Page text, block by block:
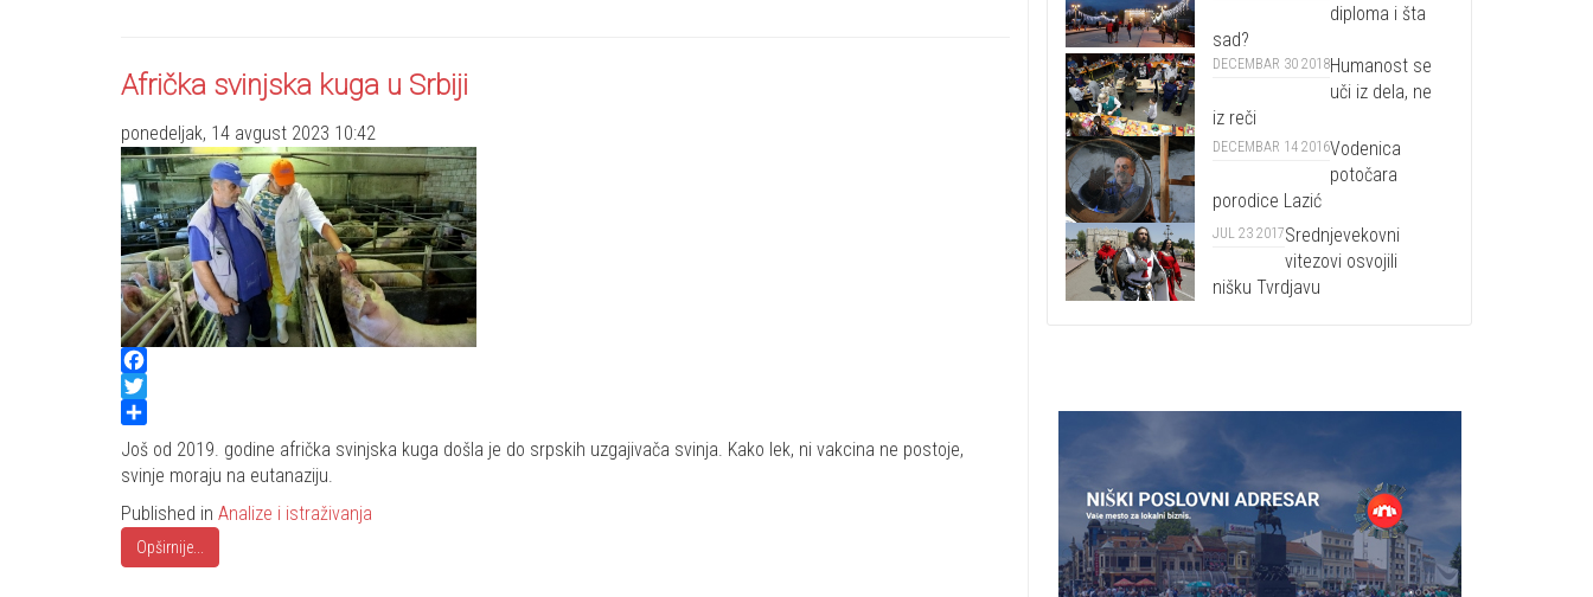
Afrička svinjska kuga u Srbiji
ponedeljak, 14 avgust 2023 10:42
Facebook
Twitter
Share
Još od 2019. godine afrička svinjska kuga došla je do srpskih uzgajivača svinja. Kako lek, ni vakcina ne postoje,
svinje moraju na eutanaziju.
Published in Analize i istraživanja
Opširnije...
diploma i šta
sad?
DECEMBAR 30 2018Humanost se
uči iz dela, ne
iz reči
DECEMBAR 14 2016Vodenica
potočara
porodice Lazić
JUL 23 2017Srednjevekovni
vitezovi osvojili
nišku Tvrdjavu